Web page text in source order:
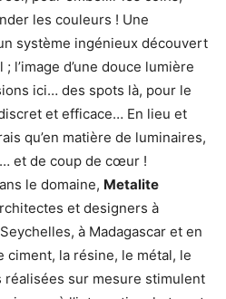
les couleurs ! Une
système ingénieux découvert
l’image d’une douce lumière
ici… des spots là, pour le
et efficace… En lieu et
qu’en matière de luminaires,
et de coup de cœur !
le domaine, Metalite
et designers à
à Madagascar et en
ciment, la résine, le métal, le
sur mesure stimulent